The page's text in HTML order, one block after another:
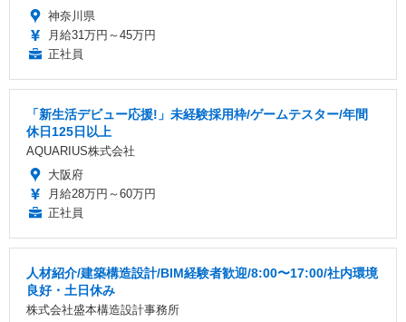
神奈川県
月給31万円～45万円
正社員
「新生活デビュー応援!」未経験採用枠/ゲームテスター/年間
休日125日以上
AQUARIUS株式会社
大阪府
月給28万円～60万円
正社員
人材紹介/建築構造設計/BIM経験者歓迎/8:00〜17:00/社内環境
良好・土日休み
株式会社盛本構造設計事務所